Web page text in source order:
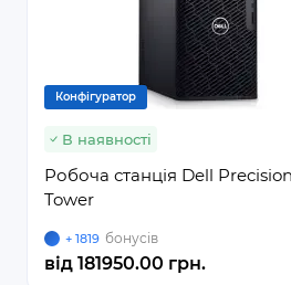
Конфігуратор
В наявності
Робоча станція Dell
Tower
+ 1819 бонусів
від 181950.00 грн.